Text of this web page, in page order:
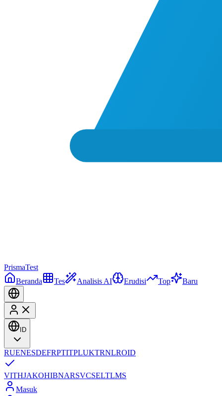
PrismaTest
Beranda
Tes Analisis AI Erudisi Top Baru
ID
RUENESDEFRPTITPLUKTRNLROID
VITHJAKOHIBNARSVCSELTLMS
Masuk